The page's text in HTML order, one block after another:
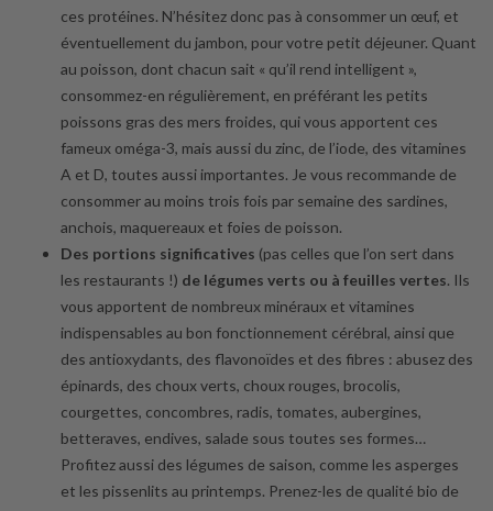
ces protéines. N’hésitez donc pas à consommer un œuf, et
éventuellement du jambon, pour votre petit déjeuner. Quant
au poisson, dont chacun sait « qu’il rend intelligent »,
consommez-en régulièrement, en préférant les petits
poissons gras des mers froides, qui vous apportent ces
fameux oméga-3, mais aussi du zinc, de l’iode, des vitamines
A et D, toutes aussi importantes. Je vous recommande de
consommer au moins trois fois par semaine des sardines,
anchois, maquereaux et foies de poisson.
Des portions significatives (pas celles que l’on sert dans
les restaurants !) de légumes verts ou à feuilles vertes. Ils
vous apportent de nombreux minéraux et vitamines
indispensables au bon fonctionnement cérébral, ainsi que
des antioxydants, des flavonoïdes et des fibres : abusez des
épinards, des choux verts, choux rouges, brocolis,
courgettes, concombres, radis, tomates, aubergines,
betteraves, endives, salade sous toutes ses formes…
Profitez aussi des légumes de saison, comme les asperges
et les pissenlits au printemps. Prenez-les de qualité bio de